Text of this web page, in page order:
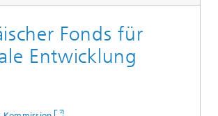
Fonds für
Entwicklung